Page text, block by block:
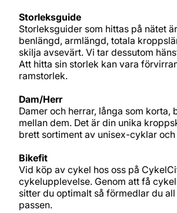
Storleksguide
Storleksguider som hittas på nätet
benlängd, armlängd, totala
skilja avsevärt. Vi tar dessutom
Att hitta sin storlek kan vara
ramstorlek.
Dam/Herr
Damer och herrar, långa som
mellan dem. Det är din unika
brett sortiment av unisex-cyklar
Bikefit
Vid köp av cykel hos oss på
cykelupplevelse. Genom att få
sitter du optimalt så förmedlar du
passen.